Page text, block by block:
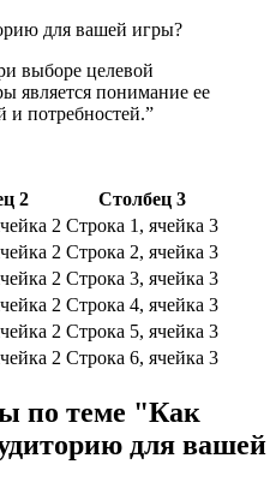
выборе целевой
является понимание ее
и потребностей.”
2
Столбец 3
2 Строка 1, ячейка 3
2 Строка 2, ячейка 3
2 Строка 3, ячейка 3
2 Строка 4, ячейка 3
2 Строка 5, ячейка 3
2 Строка 6, ячейка 3
по теме "Как
для вашей